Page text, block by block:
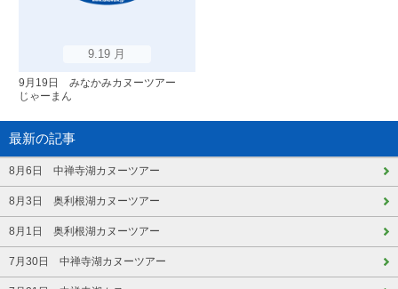
9.19 月
9月19日 みなかみカヌーツアー
じゃーまん
最新の記事
8月6日 中禅寺湖カヌーツアー
8月3日 奥利根湖カヌーツアー
8月1日 奥利根湖カヌーツアー
7月30日 中禅寺湖カヌーツアー